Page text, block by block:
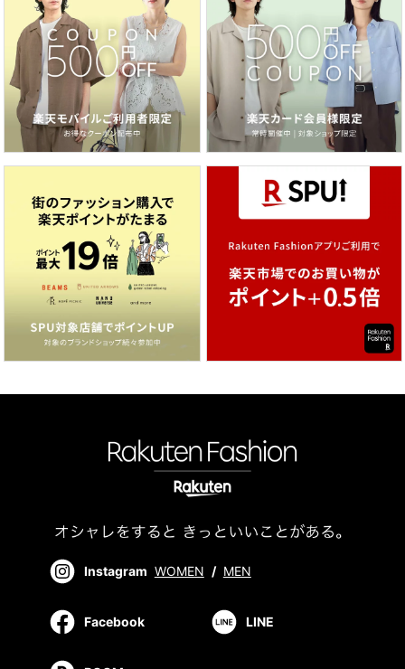
Instagram WOMEN / MEN
Facebook LINE